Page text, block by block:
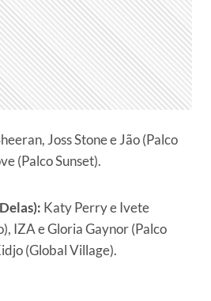
Joss Stone e Jão (Palco
(Palco Sunset).
Katy Perry e Ivete
IZA e Gloria Gaynor (Palco
(Global Village).